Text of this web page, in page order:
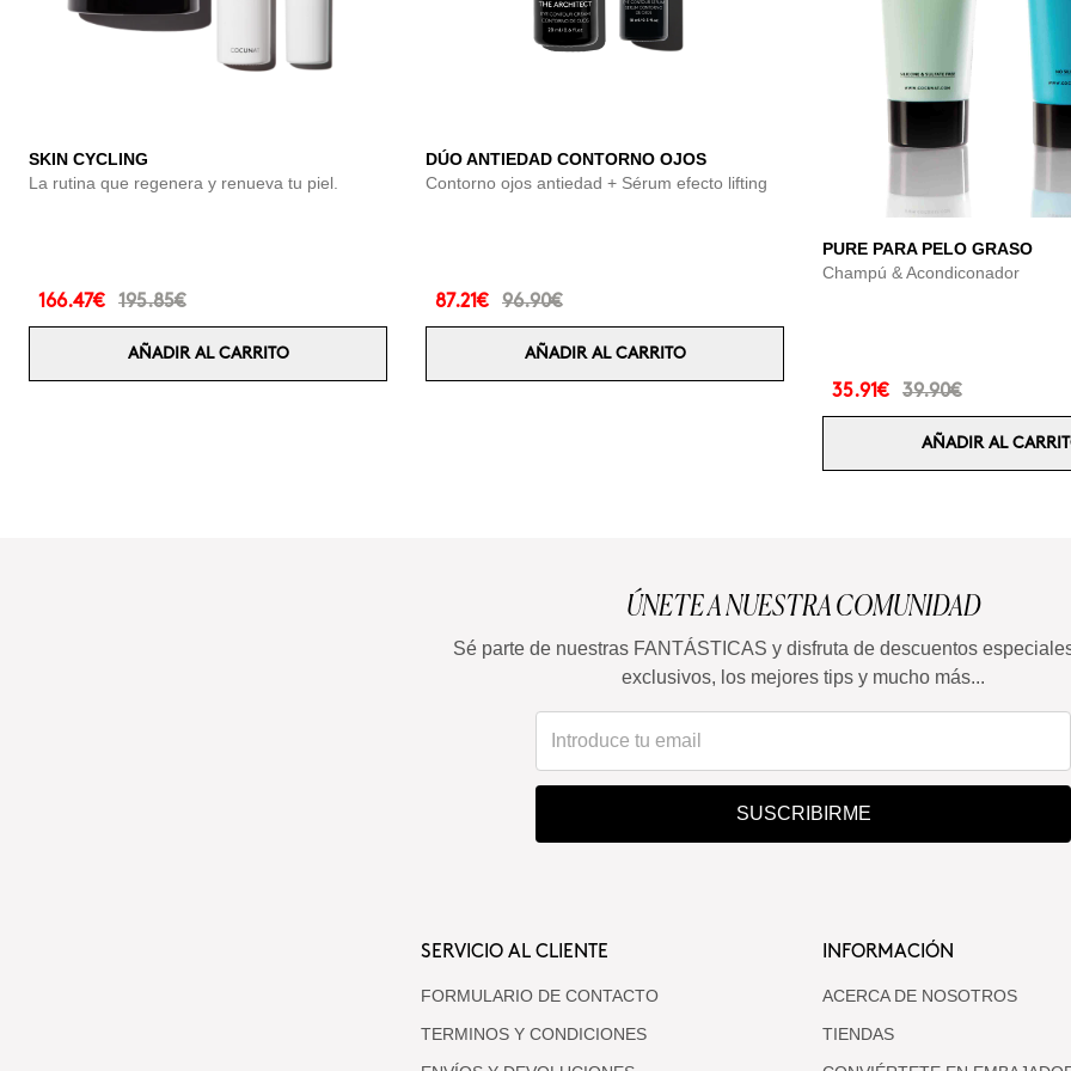
SKIN CYCLING
La rutina que regenera y renueva tu piel.
166.47€ 195.85€
AÑADIR AL CARRITO
DÚO ANTIEDAD CONTORNO OJOS
Contorno ojos antiedad + Sérum efecto lifting
87.21€ 96.90€
AÑADIR AL CARRITO
PURE PARA PELO GRASO
Champú & Acondiconador
35.91€ 39.90€
AÑADIR AL
ÚNETE A NUESTRA COMUNIDAD
Sé parte de nuestras FANTÁSTICAS y disfruta de descuentos
exclusivos, los mejores tips y mucho más...
SUSCRIBIRME
SERVICIO AL CLIENTE
FORMULARIO DE CONTACTO
TERMINOS Y CONDICIONES
INFORMACIÓN
ACERCA DE NOSOTROS
TIENDAS